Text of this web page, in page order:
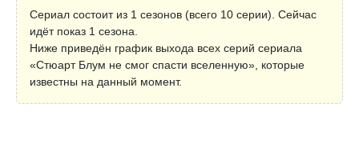
Сериал состоит из 1 сезонов (всего 10 серии). Сейчас
идёт показ 1 сезона.
Ниже приведён график выхода всех серий сериала
«Стюарт Блум не смог спасти вселенную», которые
известны на данный момент.